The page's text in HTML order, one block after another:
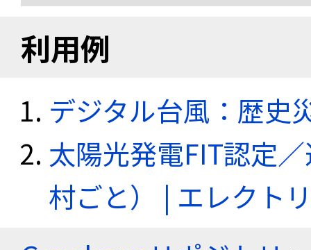
利用例
デジタル台風：歴史
太陽光発電FIT認定
村ごと） | エレクト